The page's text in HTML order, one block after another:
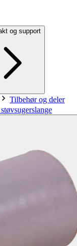
og support
Tilbehør og deler